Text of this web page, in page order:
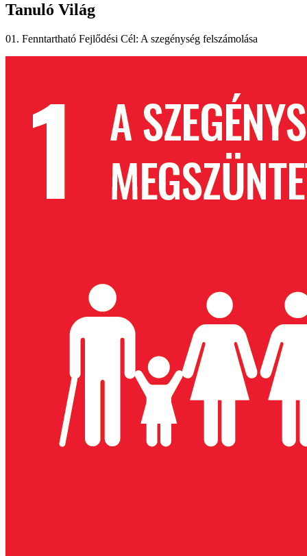
Tanuló Világ
01. Fenntartható Fejlődési Cél: A szegénység felszámolása